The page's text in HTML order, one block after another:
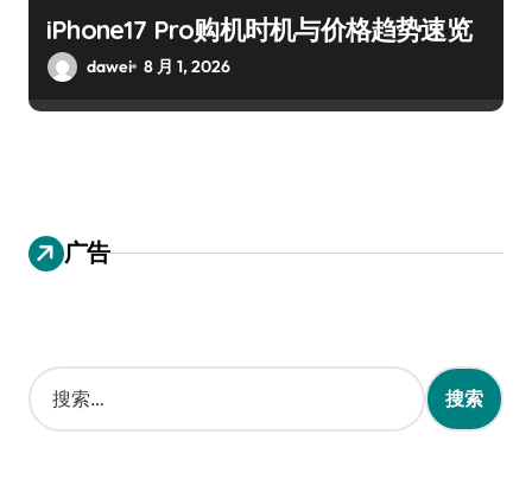
iPhone17 Pro购机时机与价格趋势速览
dawei 8 月 1, 2026
广告
搜
索
：